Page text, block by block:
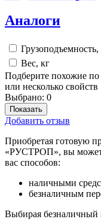
Аналоги
Грузоподъемность,
Вес, кг
Подберите похожие по
или несколько свойств
Выбрано: 0
Показать
Добавить отзыв
Приобретая готовую
«РУСТРОП», вы
вас способов:
наличными
безналичным
Выбирая безналичный